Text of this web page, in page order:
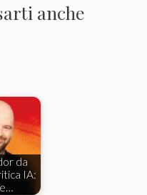
anche
da
IA: